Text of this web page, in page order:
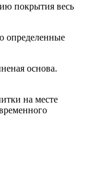
покрытия весь
определенные
основа.
на месте